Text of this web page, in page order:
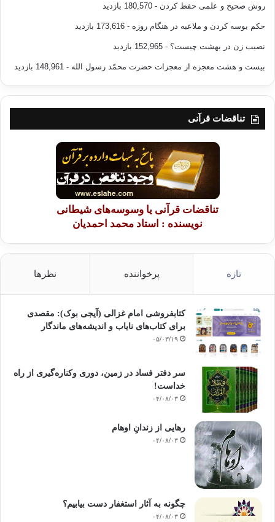
روش صحیح و علمی حفظ کردن - 180,570 بازدید
حکم بوسه کردن و ملاعبه در هنگام روزه - 173,616 بازدید
نصیب زن در بهشت چیست؟ - 152,965 بازدید
بیست و هشت معجزه از معجزات حضرت محمّد رسول الله - 148,961 بازدید
تناقضات قرآنی
تناقضات قرآنی یا وسوسه‌های شیطانی
نویسنده : استاد محمد احمدیان
تازه پرخواننده نظرها
کتابفروشی امام غزالی (آیجی بوک): مقصدی
برای کتاب‌های نایاب و اندیشه‌های ماندگار
۰۵/۰۳/۱۹
سر دفتر فساد در زمین‌، دوری وکناره‌گیری از راه
خداست‌!
۰۴/۰۸/۰۳
رهایی از زندانِ اوهام
۰۴/۰۸/۰۳
چگونه به آثار استغفار دست بیابیم؟
۰۴/۰۸/۰۳